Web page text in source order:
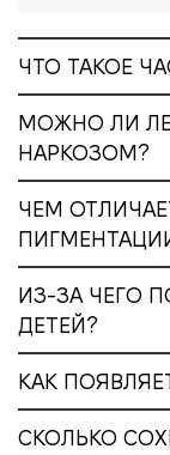
ЧТО ТАКОЕ
МОЖНО ЛИ
НАРКОЗОМ?
ЧЕМ
ИЗ-ЗА ЧЕГО
ДЕТЕЙ?
КАК
СКОЛЬКО